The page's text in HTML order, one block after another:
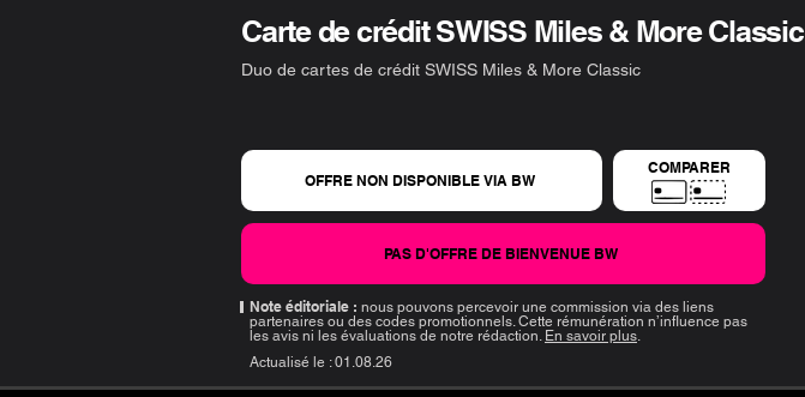
Carte de crédit SWISS Miles & More Classic
Duo de cartes de crédit SWISS Miles & More Classic
OFFRE NON DISPONIBLE VIA BW
COMPARER
PAS D'OFFRE DE BIENVENUE BW
Note éditoriale : nous pouvons percevoir une commission via des liens
partenaires ou des codes promotionnels. Cette rémunération n’influence pas
les avis ni les évaluations de notre rédaction. En savoir plus.
01.08.26
Actualisé le :